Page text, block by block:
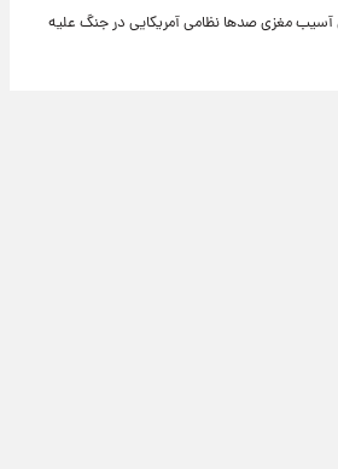
مغزی صدها نظامی آمریکایی در جنگ علیه